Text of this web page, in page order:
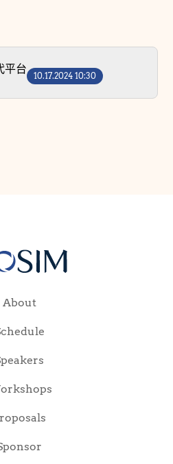
平台
10.17.2024 10:30
About